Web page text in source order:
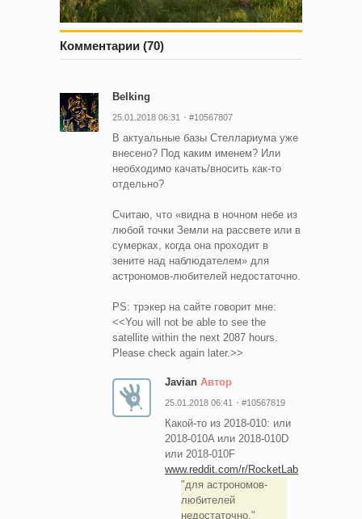
Комментарии (70)
Belking
25.01.2018 06:31 #10567807
В актуальные базы Стеллариума уже
внесено? Под каким именем? Или
необходимо качать/вносить как-то
отдельно?
Считаю, что «видна в ночном небе из
любой точки Земли на рассвете или в
сумерках, когда она проходит в
зените над наблюдателем» для
астрономов-любителей недостаточно.
PS: трэкер на сайте говорит мне:
<<You will not be able to see the
satellite within the next 2087 hours.
Please check again later.>>
Javian Автор
25.01.2018 06:41 #10567819
Какой-то из 2018-010: или
2018-010A или 2018-010D
или 2018-010F
www.reddit.com/r/RocketLab
для астрономов-
любителей
недостаточно.